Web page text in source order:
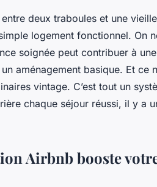
deux traboules et une
logement fonctionnel. On
soignée peut contribuer à
aménagement basique. Et ce
vintage. C’est tout un
chaque séjour réussi, il y a
Airbnb booste